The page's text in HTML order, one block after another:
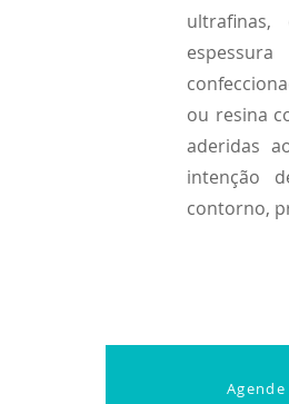
ou resina
aderidas
intenção
contorno,